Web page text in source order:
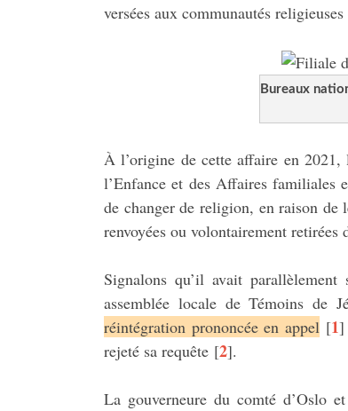
versées aux communautés
Bureaux
À l’origine de cette affaire en
l’Enfance et des Affaires familiales
de changer de religion, en raison de
renvoyées ou volontairement retirées
Signalons qu’il avait
assemblée locale de Témoins de
réintégration prononcée en appel[1]
rejeté sa requête [2].
La gouverneure du comté d’Oslo